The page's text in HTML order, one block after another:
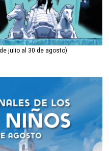
julio al 30 de agosto)